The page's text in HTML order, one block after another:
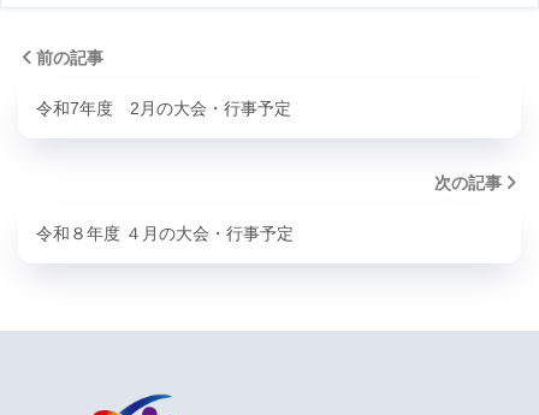
前の記事
令和7年度 2月の大会・行事予定
次の記事
令和８年度 ４月の大会・行事予定